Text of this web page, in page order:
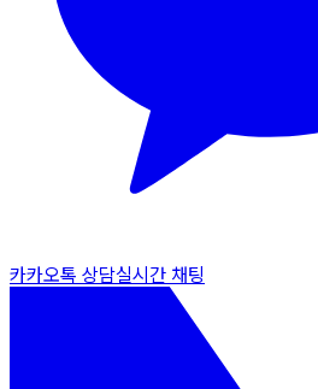
카카오톡 상담실시간 채팅